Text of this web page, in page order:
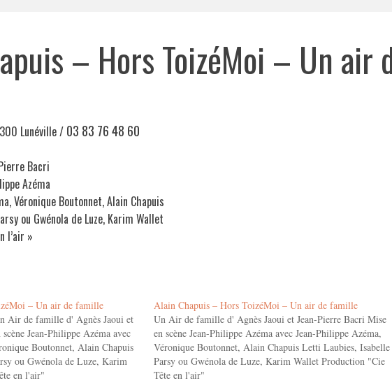
– Hors ToizéMoi – Un air
Lunéville / 03 83 76 48 60
Bacri
Azéma
Véronique Boutonnet, Alain Chapuis
ou Gwénola de Luze, Karim Wallet
l’air »
– Un air de famille
Air de famille d' Agnès Jaoui et
Jean-Philippe Azéma avec
Boutonnet, Alain Chapuis
ou Gwénola de Luze, Karim
en l'air"
Alain Chapuis – Hors ToizéMoi – Un air de famille
Un Air de famille d' Agnès Jaoui et Jean-Pierre Bacri Mise
en scène Jean-Philippe Azéma avec Jean-Philippe Azéma,
Véronique Boutonnet, Alain Chapuis Letti Laubies, Isabelle
Parsy ou Gwénola de Luze, Karim Wallet Production "Cie
Tête en l'air"